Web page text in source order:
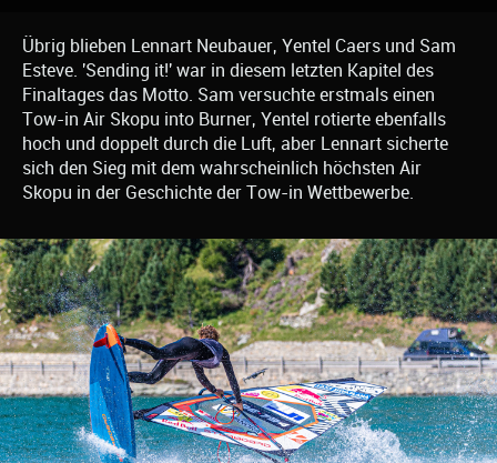
Übrig blieben Lennart Neubauer, Yentel Caers und Sam
Esteve. 'Sending it!' war in diesem letzten Kapitel des
Finaltages das Motto. Sam versuchte erstmals einen
Tow-in Air Skopu into Burner, Yentel rotierte ebenfalls
hoch und doppelt durch die Luft, aber Lennart sicherte
sich den Sieg mit dem wahrscheinlich höchsten Air
Skopu in der Geschichte der Tow-in Wettbewerbe.